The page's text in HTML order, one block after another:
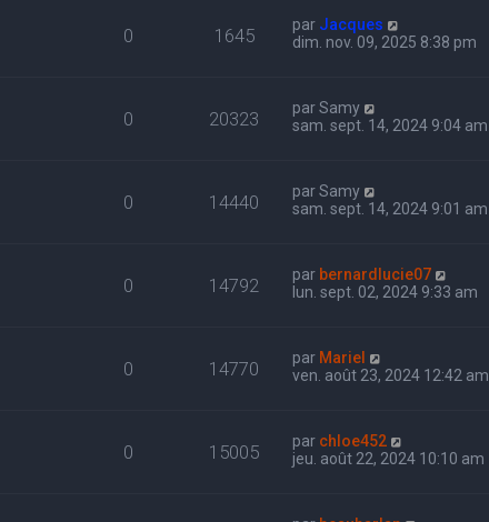
0 1645 par Jacques
dim. nov. 09, 2025 8:38 pm
0 20323 parSamy
sam. sept. 14, 2024 9:04 am
0 14440 parSamy
sam. sept. 14, 2024 9:01 am
0 14792 par bernardlucie07
lun. sept. 02, 2024 9:33 am
0 14770 par Mariel
ven. août 23, 2024 12:42 am
0 15005 par chloe452
jeu. août 22, 2024 10:10 am